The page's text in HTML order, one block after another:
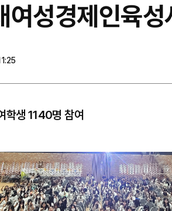
여성경제인육
학생 1140명 참여